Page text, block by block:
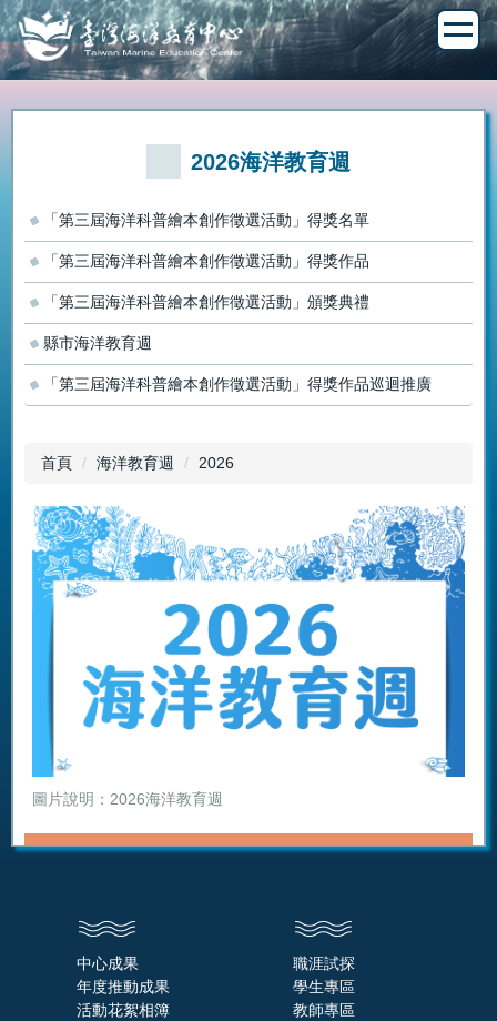
跳
到
主
要
內
2026海洋教育週
「第三屆海洋科普繪本創作徵選活動」得獎名單
「第三屆海洋科普繪本創作徵選活動」得獎作品
「第三屆海洋科普繪本創作徵選活動」頒獎典禮
縣市海洋教育週
「第三屆海洋科普繪本創作徵選活動」得獎作品巡迴推廣
首頁 海洋教育週 2026
圖片說明：2026海洋教育週
中心成果
年度推動成果
活動花絮相簿
職涯試探
學生專區
教師專區